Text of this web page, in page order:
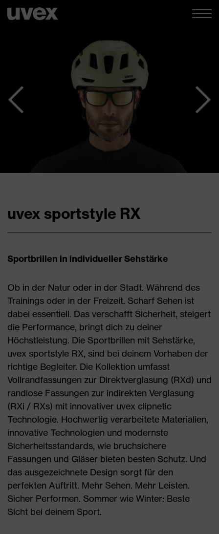
uvex sportstyle RX
Sportbrillen in individueller Sehstärke
Ob in der Natur oder in der Stadt. Während des
Trainings oder in der Freizeit. Scharf Sehen ist
dabei essentiell. Das verschafft Sicherheit, steigert
die Performance, bringt dich zu deiner
Höchstleistung. Die Sportbrillen mit Sehstärke,
uvex sportstyle RX, sind bei deinem Vorhaben der
richtige Begleiter. Die Kollektion umfasst
Vollrandfassungen zur Direktverglasung (RXd) und
randlose Fassungen zur indirekten Verglasung
(RXi / RXs) mit innovativer uvex clipnetic
Technologie. Hochwertig verarbeitete Materialien,
innovative Technologien und modernste
Sicherheitsstandards, wie bruchsichere
Fassungen und Gläser bieten besten Schutz. Und
das ausgezeichnete Design sorgt für den
perfekten Auftritt. Mehr Sehen. Mehr Leisten.
Sicher Performen. Sommer wie Winter: Beste
Sicht bei deinem Sport.